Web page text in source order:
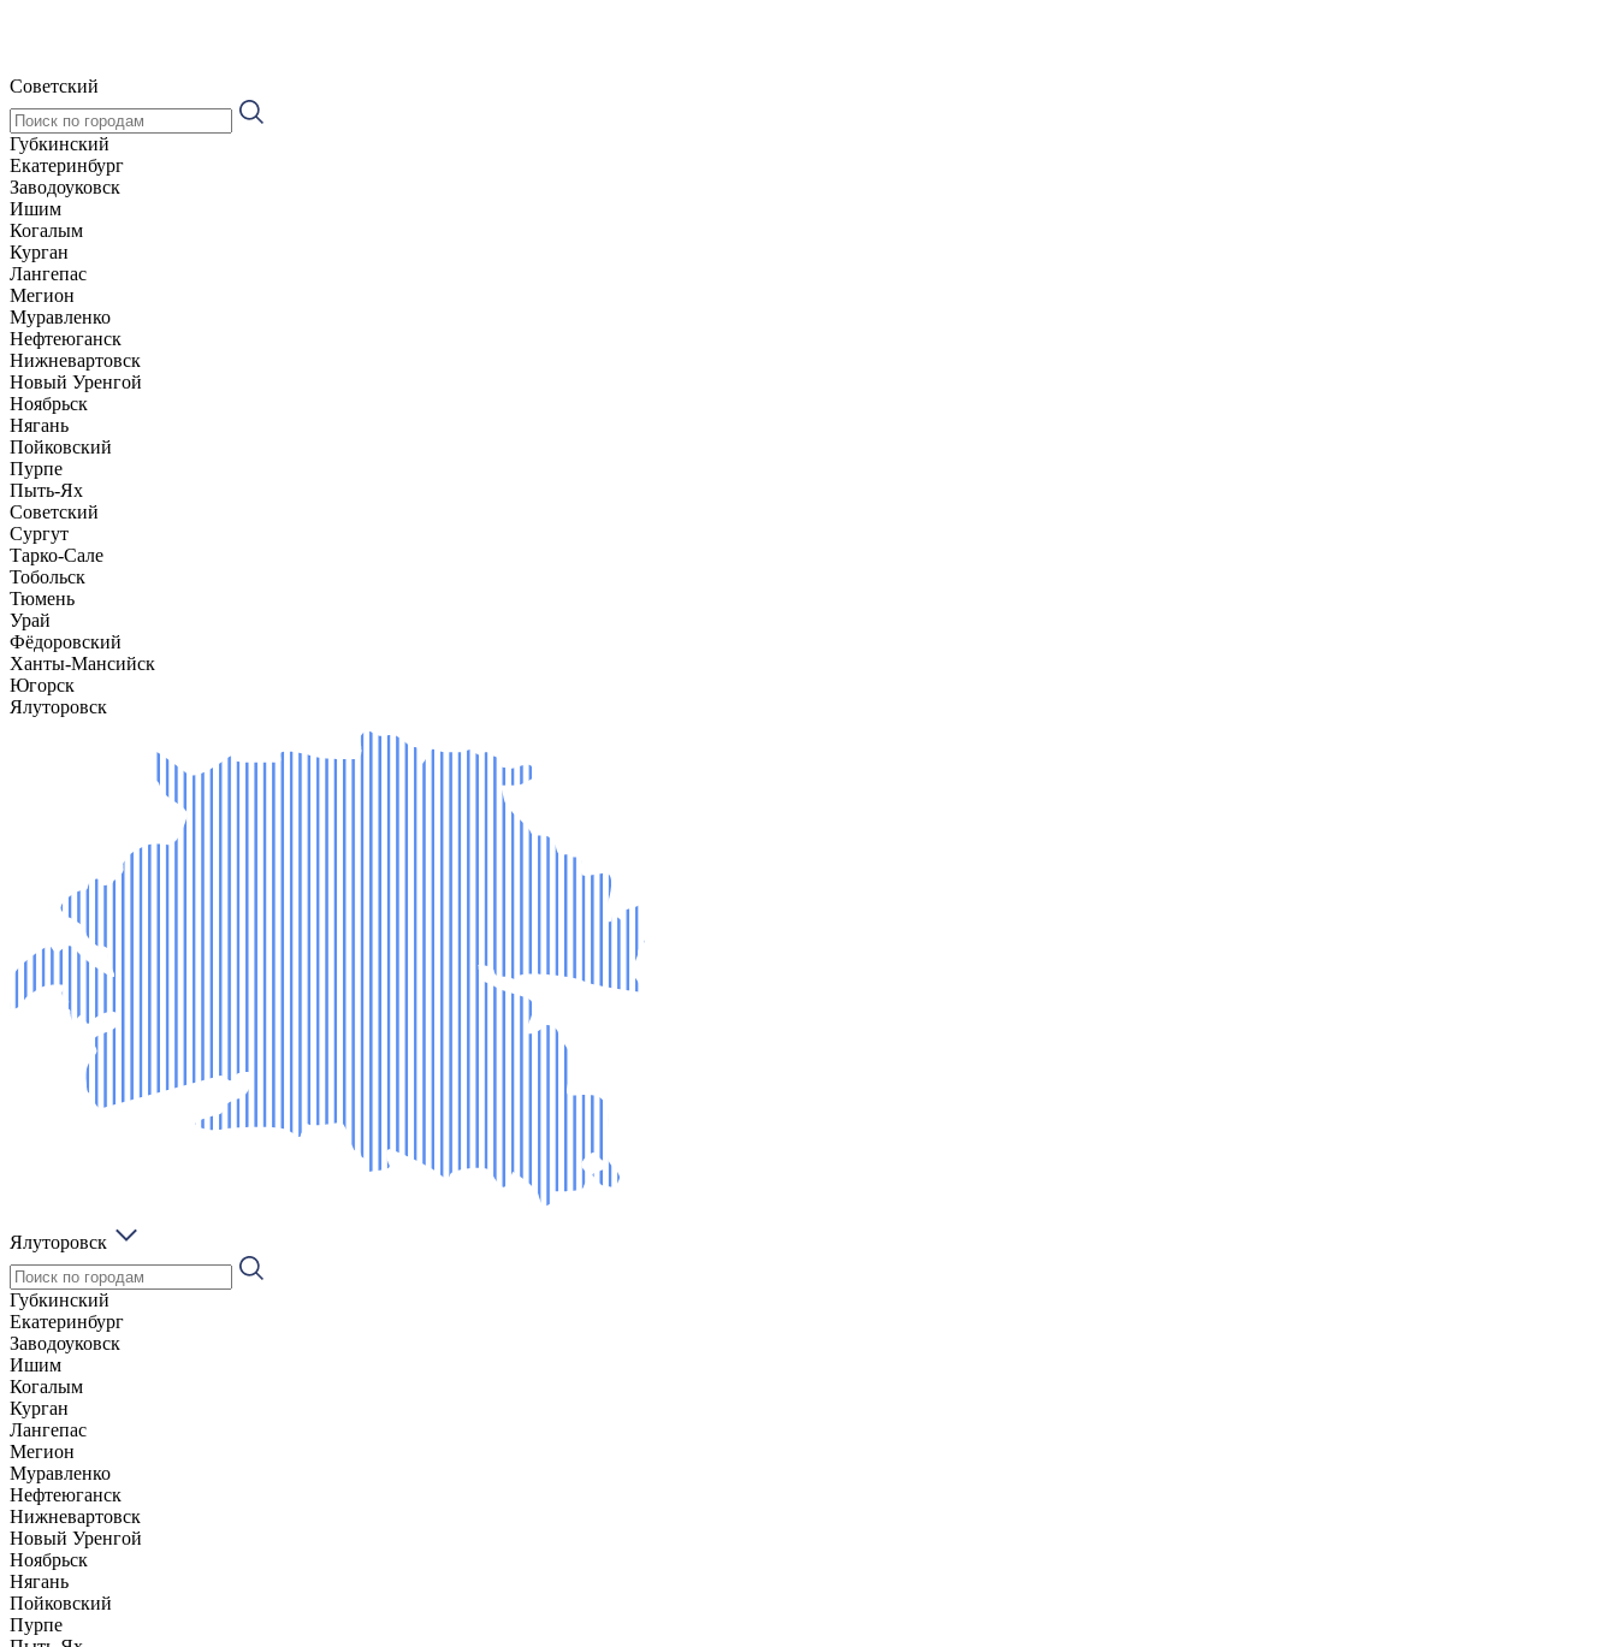
Советский
Губкинский
Екатеринбург
Заводоуковск
Ишим
Когалым
Курган
Лангепас
Мегион
Муравленко
Нефтеюганск
Нижневартовск
Новый Уренгой
Ноябрьск
Нягань
Пойковский
Пурпе
Пыть-Ях
Советский
Сургут
Тарко-Сале
Тобольск
Тюмень
Урай
Фёдоровский
Ханты-Мансийск
Югорск
Ялуторовск
Ялуторовск
Губкинский
Екатеринбург
Заводоуковск
Ишим
Когалым
Курган
Лангепас
Мегион
Муравленко
Нефтеюганск
Нижневартовск
Новый Уренгой
Ноябрьск
Нягань
Пойковский
Пурпе